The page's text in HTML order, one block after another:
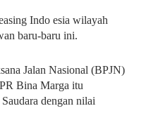
Indo esia wilayah
baru-baru ini.
Jalan Nasional (BPJN)
Bina Marga itu
dengan nilai